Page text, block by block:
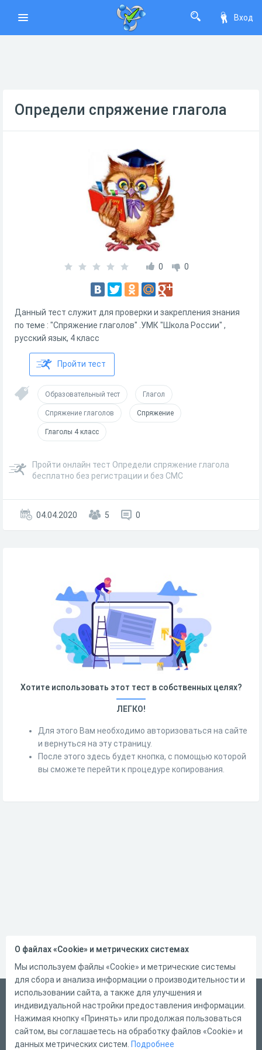
Вход
Определи спряжение глагола
0 0
Данный тест служит для проверки и закрепления знания
по теме : "Спряжение глаголов" .УМК "Школа России" ,
русский язык, 4 класс
Пройти тест
Образовательный тест Глагол
Спряжение глаголов Спряжение
Глаголы 4 класс
Пройти онлайн тест Определи спряжение глагола
бесплатно без регистрации и без СМС
04.04.2020 5 0
Хотите использовать этот тест в собственных целях?
ЛЕГКО!
Для этого Вам необходимо авторизоваться на сайте
и вернуться на эту страницу.
После этого здесь будет кнопка, с помощью которой
вы сможете перейти к процедуре копирования.
Русский
Справка
Форма обратной связи
О файлах «Cookie» и метрических системах
Мы используем файлы «Cookie» и метрические системы
для сбора и анализа информации о производительности и
использовании сайта, а также для улучшения и
индивидуальной настройки предоставления информации.
Нажимая кнопку «Принять» или продолжая пользоваться
сайтом, вы соглашаетесь на обработку файлов «Cookie» и
данных метрических систем. Подробнее